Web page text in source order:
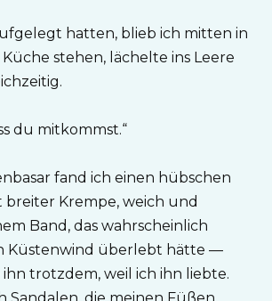
hatten, blieb ich mitten in
stehen, lächelte ins Leere
du mitkommst.“
fand ich einen hübschen
breiter Krempe, weich und
Band, das wahrscheinlich
Küstenwind überlebt hätte —
trotzdem, weil ich ihn liebte.